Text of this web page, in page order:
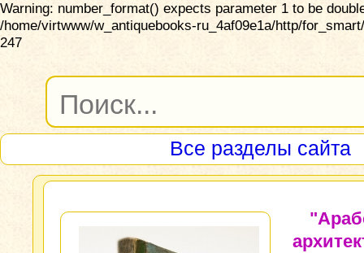
Warning: number_format() expects parameter 1 to be
/home/virtwww/w_antiquebooks-ru_4af09e1a/http/
247
Все разделы сайта